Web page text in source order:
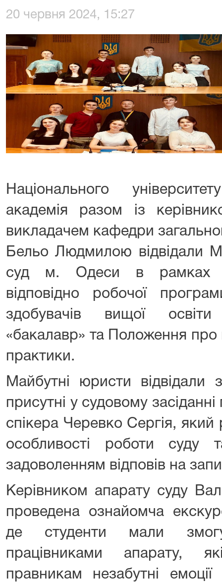
20 червня 2024, 15:27
Національного
академія разом із
викладачем кафедри
Бельо Людмилою відвідали
суд м. Одеси в рамках
відповідно робочої
здобувачів вищої освіти
«бакалавр» та Положення про
практики.
Майбутні юристи відвідали
присутні у судовому
спікера Черевко Сергія, який
особливості роботи суду
задоволенням відповів на
Керівником апарату суду
проведена ознайомча
де студенти мали
працівниками апарату,
правникам незабутні